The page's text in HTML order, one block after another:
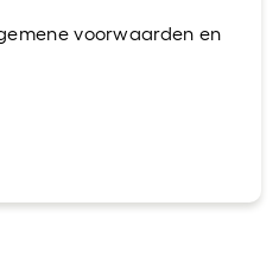
voorwaarden en